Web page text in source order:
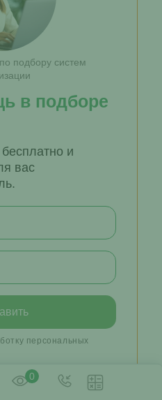
подбору систем
в подборе
и
вас
персональных
0